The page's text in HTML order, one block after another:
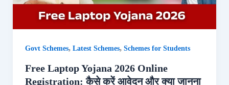
Govt Schemes, Latest Schemes, Schemes for Students
Free Laptop Yojana 2026 Online
Registration: कैसे करें आवेदन और क्या जानना